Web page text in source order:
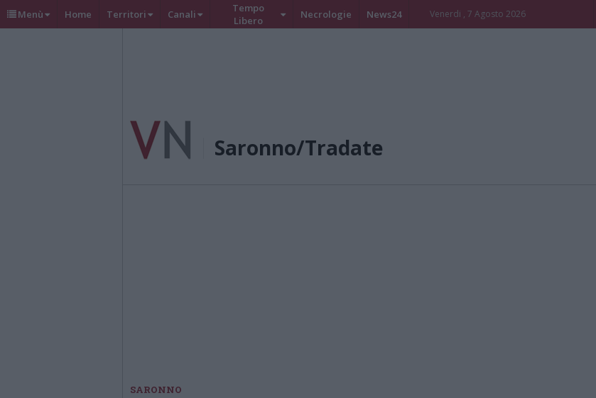
Menù Home Territori Canali
Tempo
Libero
Necrologie News24 Venerdi , 7 Agosto 2026
Saronno/Tradate
SARONNO